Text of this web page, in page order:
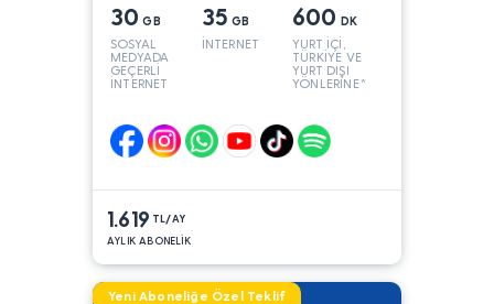
30 GB
SOSYAL
MEDYADA
GEÇERLİ
İNTERNET
35 GB
İNTERNET
600 DK
YURT İÇİ,
TÜRKİYE VE
YURT DIŞI
YÖNLERİNE*
1.619 TL/AY
AYLIK ABONELİK
Yeni Aboneliğe Özel Teklif